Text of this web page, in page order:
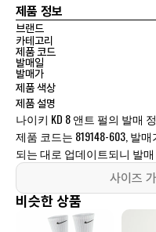
제품 정보
브랜드
카테고리
제품 코드
발매일
발매가
제품 색상
제품 설명
나이키 KD 8 앤트 펄의 발매
제품 코드는 819148-603, 발
되는 대로 업데이트되니 발
사이즈
비슷한 상품